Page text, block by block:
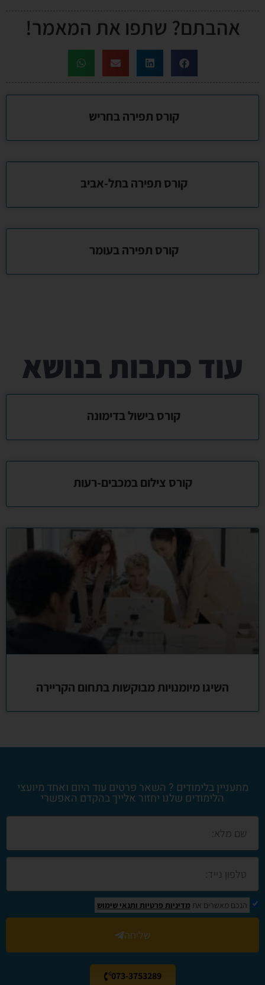
אהבתם? שתפו את המאמר!
קורס תפירה בחריש
קורס תפירה בתל-אביב
קורס תפירה בעומר
עוד כתבות בנושא
קורס בישול בדימונה
קורס צילום במכבים-רעות
השיגו מיומנויות מבוקשות בתחום הקריירה
מתעניין בלימודים ? השאר פרטים עוד היום ואחד מיועצי
הלימודים שלנו יחזור אלייך בהקדם האפשרי
הנכם מאשרים את מדיניות פרטיות ותנאי שימוש
שליחה
073-3753289